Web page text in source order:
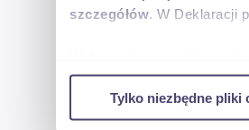
szczegółów . W Deklaracji
w naszej witrynie.
reklamowym i
uzyskanymi podczas
Tylko niezbędne pliki